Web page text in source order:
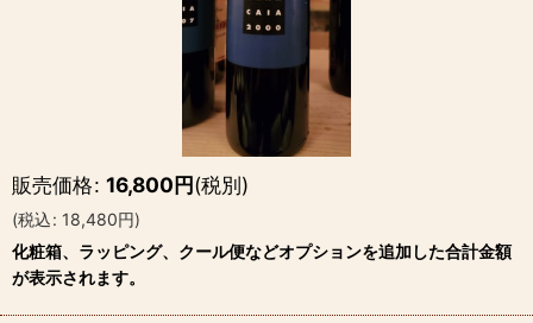
販売価格: 16,800円(税別)
(税込: 18,480円)
化粧箱、ラッピング、クール便などオプションを追加した合計金額
が表示されます。